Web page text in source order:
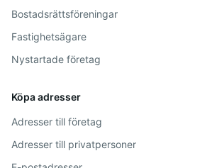
Bostadsrättsföreningar
Fastighetsägare
Nystartade företag
Köpa adresser
Adresser till företag
Adresser till privatpersoner